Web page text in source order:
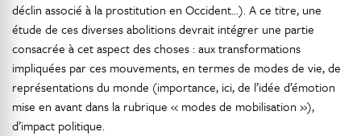
déclin associé à la prostitution en Occident…). A ce titre, une
étude de ces diverses abolitions devrait intégrer une partie
consacrée à cet aspect des choses : aux transformations
impliquées par ces mouvements, en termes de modes de vie, de
représentations du monde (importance, ici, de l’idée d’émotion
mise en avant dans la rubrique « modes de mobilisation »),
d’impact politique.